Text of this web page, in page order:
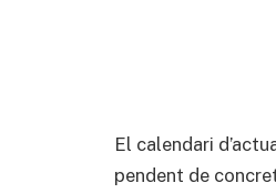
El calendari
pendent de